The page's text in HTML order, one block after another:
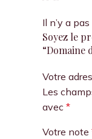
Il n’y a
Soyez le
“Domaine
Votre
Les
avec *
Votre note